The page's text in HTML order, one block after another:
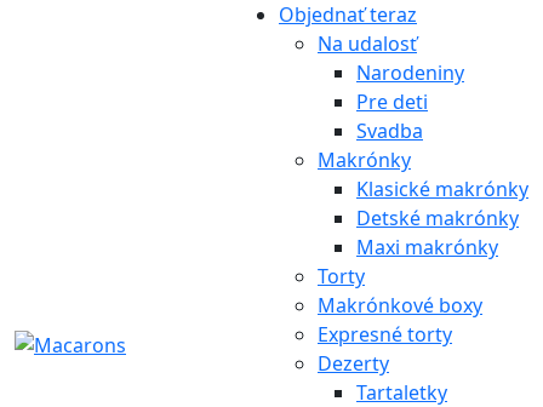
Objednať teraz
Na udalosť
Narodeniny
Pre deti
Svadba
Makrónky
Klasické makrónky
Detské makrónky
Maxi makrónky
Torty
Makrónkové boxy
Expresné torty
Dezerty
Tartaletky